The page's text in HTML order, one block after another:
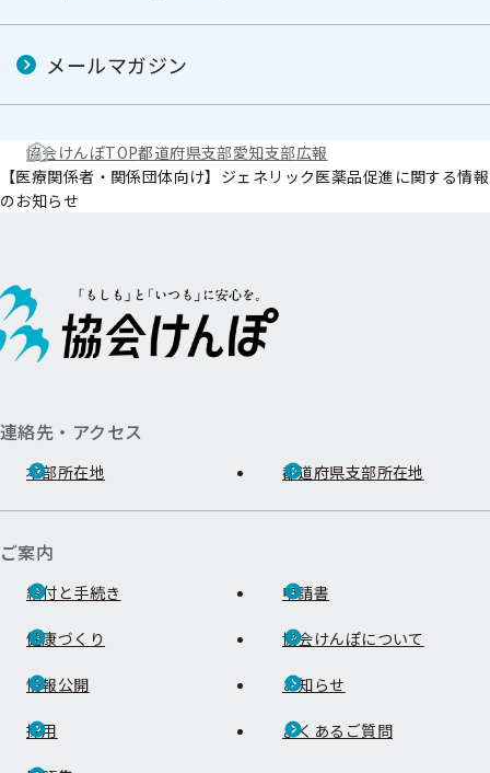
メールマガジン
協会けんぽTOP都道府県支部愛知支部広報
【医療関係者・関係団体向け】ジェネリック医薬品促進に関する情報
のお知らせ
連絡先・アクセス
本部所在地 都道府県支部所在地
ご案内
給付と手続き 申請書
健康づくり 協会けんぽについて
情報公開 お知らせ
採用 よくあるご質問